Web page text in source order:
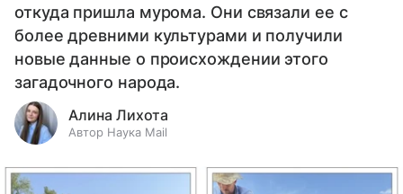
откуда пришла мурома. Они связали ее с
более древними культурами и получили
новые данные о происхождении этого
загадочного народа.
Алина Лихота
Автор Наука Mail